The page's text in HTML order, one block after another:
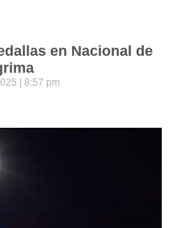
en Nacional de
8:57 pm